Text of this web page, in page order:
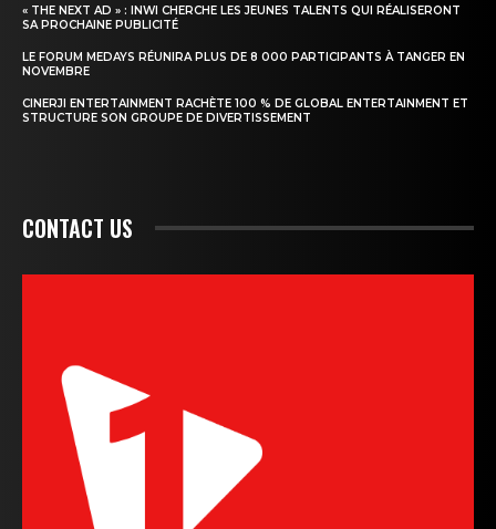
« THE NEXT AD » : INWI CHERCHE LES JEUNES TALENTS QUI RÉALISERONT
SA PROCHAINE PUBLICITÉ
LE FORUM MEDAYS RÉUNIRA PLUS DE 8 000 PARTICIPANTS À TANGER EN
NOVEMBRE
CINERJI ENTERTAINMENT RACHÈTE 100 % DE GLOBAL ENTERTAINMENT ET
STRUCTURE SON GROUPE DE DIVERTISSEMENT
CONTACT US